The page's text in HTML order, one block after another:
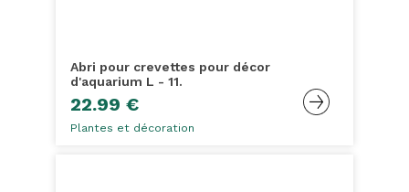
Abri pour crevettes pour décor
d'aquarium L - 11.
22.99 €
Plantes et décoration